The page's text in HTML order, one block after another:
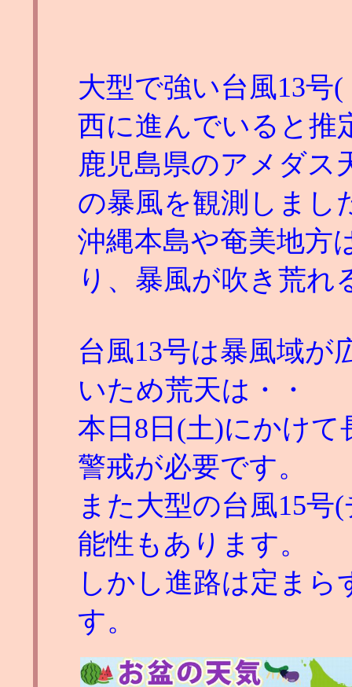
大型で強い台風13号
西に進んでいると推
鹿児島県のアメダス
の暴風を観測しまし
沖縄本島や奄美地方
り、暴風が吹き荒れ
台風13号は暴風域が
いため荒天は・・
本日8日(土)にかけ
警戒が必要です。
また大型の台風15
能性もあります。
しかし進路は定ま
す。